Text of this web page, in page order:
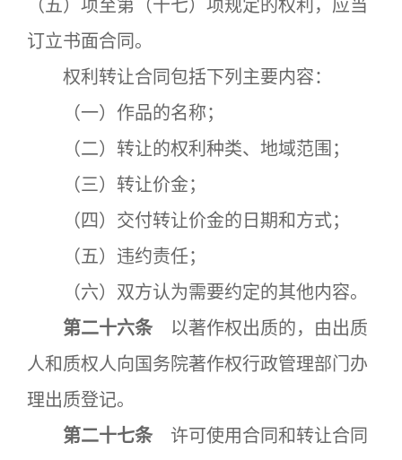
（五）项至第（十七）项规定的权利，应当
订立书面合同。
权利转让合同包括下列主要内容：
（一）作品的名称；
（二）转让的权利种类、地域范围；
（三）转让价金；
（四）交付转让价金的日期和方式；
（五）违约责任；
（六）双方认为需要约定的其他内容。
第二十六条 以著作权出质的，由出质
人和质权人向国务院著作权行政管理部门办
理出质登记。
第二十七条 许可使用合同和转让合同